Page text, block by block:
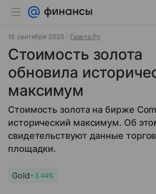
15 сентября 2025 Газета.Ру
Стоимость золота
обновила
максимум
Стоимость золота на бирже
исторический максимум. Об
свидетельствуют данные
площадки.
Gold+3.44%